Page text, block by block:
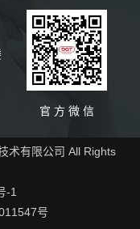
官 方 微 信
术有限公司 All Rights
-1
号